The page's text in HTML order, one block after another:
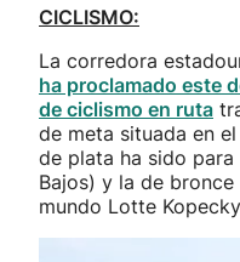
CICLISMO:
La corredora
ha proclamado este
de ciclismo en ruta
de meta situada en
de plata ha sido para
Bajos) y la de
mundo Lotte